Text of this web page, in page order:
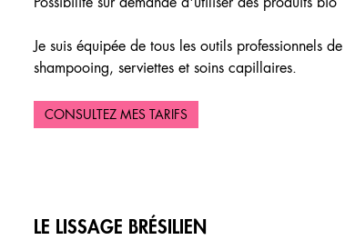
Je suis équipée de tous les outils professionnels
shampooing, serviettes et soins capillaires.
CONSULTEZ MES TARIFS
LE LISSAGE BRÉSILIEN